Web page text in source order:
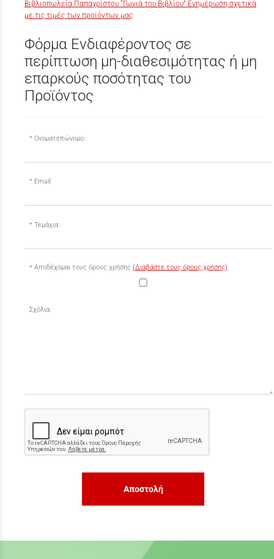
Βιβλιοπωλεία Παπαχρίστου “Γωνιά του Βιβλίου” Ενημέρωση σχετικά
με τις τιμές των προϊόντων μας
Φόρμα Ενδιαφέροντος σε
περίπτωση μη-διαθεσιμότητας ή μη
επαρκούς ποσότητας του
Προϊόντος
Ονοματεπώνυμο:
Email:
Τεμάχια:
Αποδέχομαι τους όρους χρήσης (Διαβάστε τους όρους χρήσης):
Σχόλια:
Αποστολή